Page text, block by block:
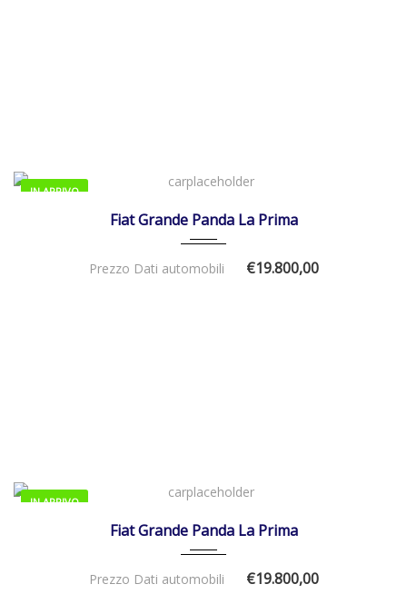
IN ARRIVO
Fiat Grande Panda La Prima
Prezzo Dati automobili €19.800,00
IN ARRIVO
Fiat Grande Panda La Prima
Prezzo Dati automobili €19.800,00